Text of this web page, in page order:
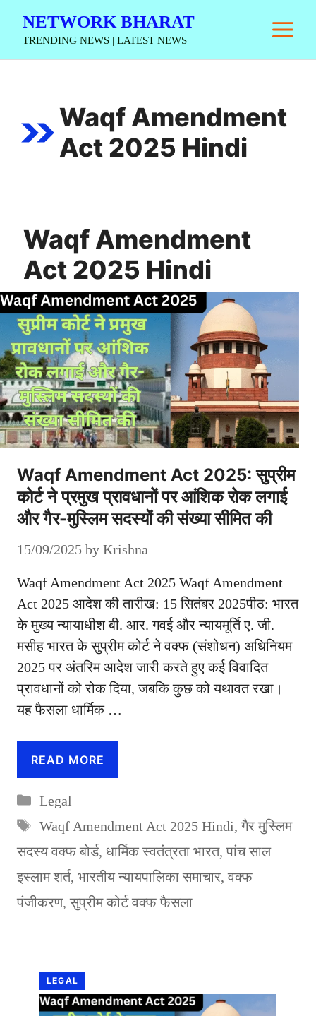
NETWORK BHARAT
TRENDING NEWS | LATEST NEWS
Waqf Amendment
Act 2025 Hindi
Waqf Amendment
Act 2025 Hindi
Waqf Amendment Act 2025: सुप्रीम
कोर्ट ने प्रमुख प्रावधानों पर आंशिक रोक लगाई
और गैर-मुस्लिम सदस्यों की संख्या सीमित की
15/09/2025 by Krishna
Waqf Amendment Act 2025 Waqf Amendment
Act 2025 आदेश की तारीख: 15 सितंबर 2025पीठ: भारत
के मुख्य न्यायाधीश बी. आर. गवई और न्यायमूर्ति ए. जी.
मसीह भारत के सुप्रीम कोर्ट ने वक्फ (संशोधन) अधिनियम
2025 पर अंतरिम आदेश जारी करते हुए कई विवादित
प्रावधानों को रोक दिया, जबकि कुछ को यथावत रखा।
यह फैसला धार्मिक …
READ MORE
Categories
Legal
Tags
Waqf Amendment Act 2025 Hindi,गैर मुस्लिम
सदस्य वक्फ बोर्ड, धार्मिक स्वतंत्रता भारत,पांच साल
इस्लाम शर्त, भारतीय न्यायपालिका समाचार,वक्फ
पंजीकरण,सुप्रीम कोर्ट वक्फ फैसला
LEGAL